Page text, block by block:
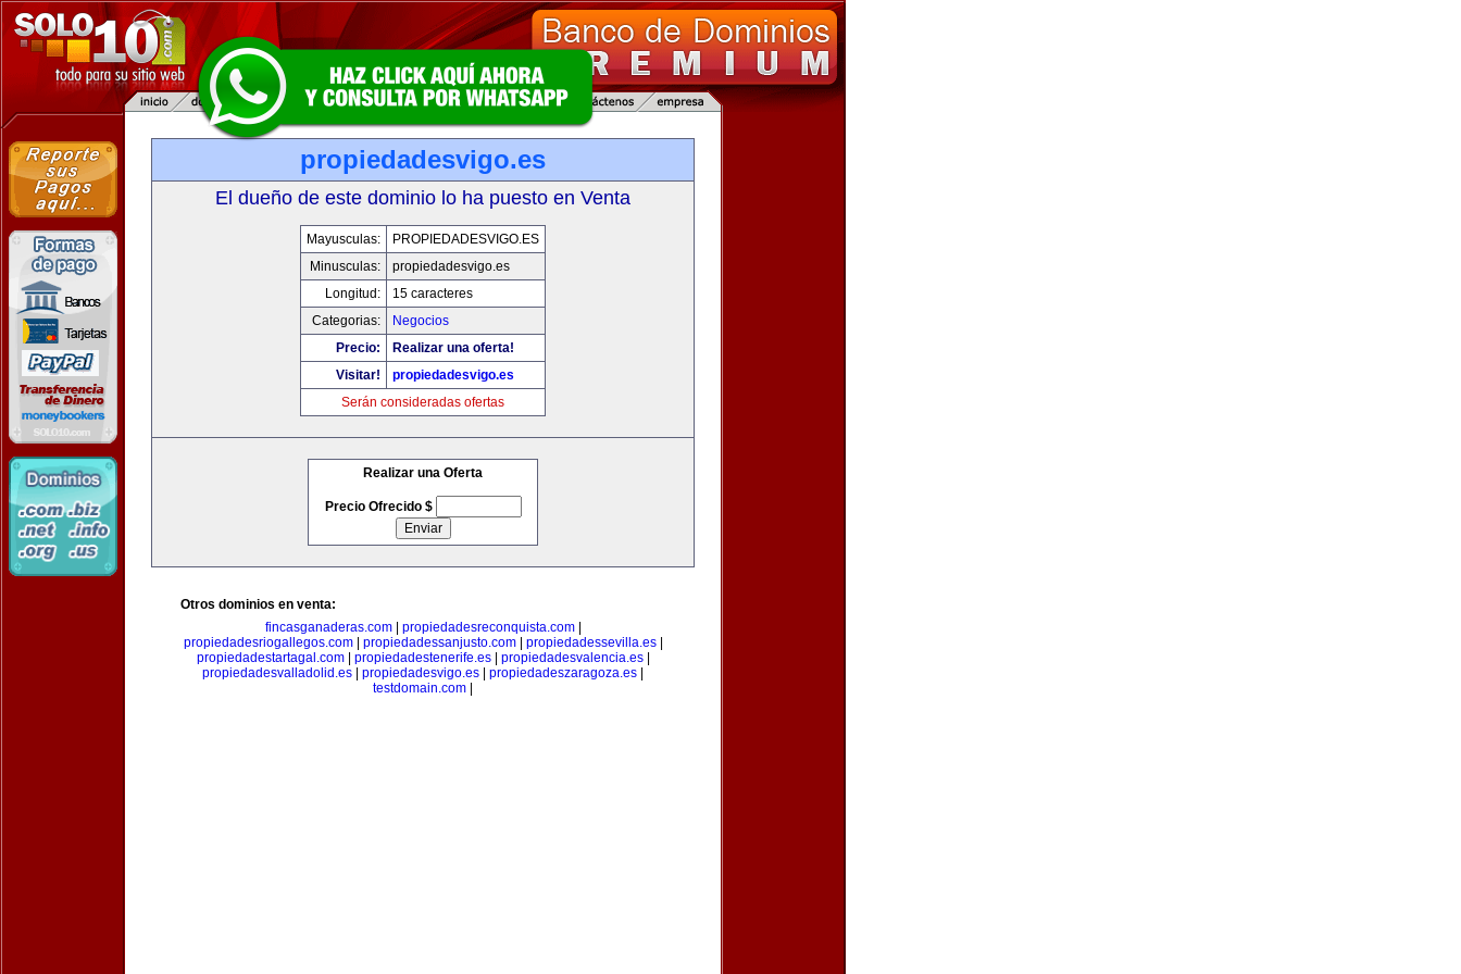
propiedadesvigo.es
El dueño de este dominio lo ha puesto en Venta
Mayusculas:
PROPIEDADESVIGO.ES
Minusculas:
propiedadesvigo.es
Longitud:
15 caracteres
Categorias:
Negocios
Precio:
Realizar una oferta!
Visitar!
propiedadesvigo.es
Serán consideradas ofertas
Realizar una Oferta
Precio Ofrecido $
Otros dominios en venta:
fincasganaderas.com| propiedadesreconquista.com|
propiedadesriogallegos.com| propiedadessanjusto.com| propiedadessevilla.es|
propiedadestartagal.com| propiedadestenerife.es| propiedadesvalencia.es|
propiedadesvalladolid.es
propiedadesvigo.es propiedadeszaragoza.es
testdomain.com